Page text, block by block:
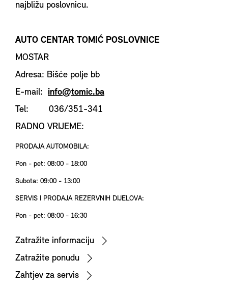
najbližu poslovnicu.
AUTO CENTAR TOMIĆ POSLOVNICE
MOSTAR
Adresa: Bišće polje bb
E-mail: info@tomic.ba
Tel: 036/351-341
RADNO VRIJEME:
PRODAJA AUTOMOBILA:
Pon - pet: 08:00 - 18:00
Subota: 09:00 - 13:00
SERVIS I PRODAJA REZERVNIH DIJELOVA:
Pon - pet: 08:00 - 16:30
Zatražite informaciju
Zatražite ponudu
Zahtjev za servis